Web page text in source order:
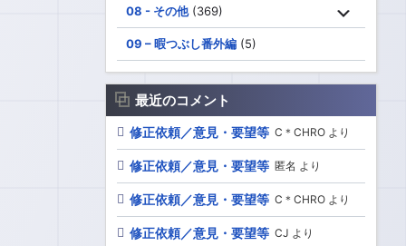
08 - その他(369)
09 – 暇つぶし番外編 (5)
最近のコメント
修正依頼／意見・要望等 C＊CHRO より
修正依頼／意見・要望等 匿名 より
修正依頼／意見・要望等 C＊CHRO より
修正依頼／意見・要望等 CJ より